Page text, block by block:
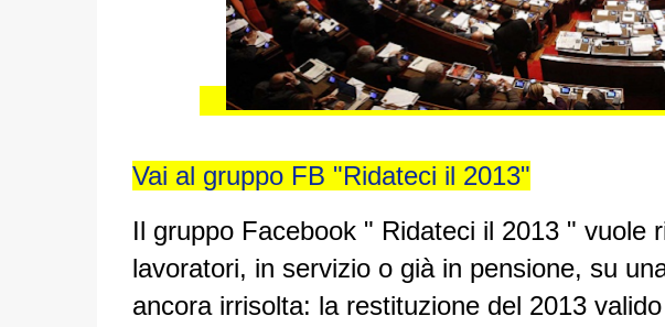
Vai al gruppo FB "Ridateci il 2013"
Il gruppo Facebook " Ridateci il 2013 " vuole
lavoratori, in servizio o già in pensione, su
ancora irrisolta: la restituzione del 2013